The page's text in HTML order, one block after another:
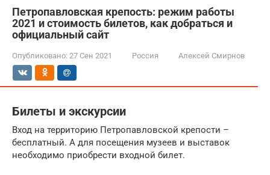
Петропавловская крепость: режим работы
2021 и стоимость билетов, как добраться и
официальный сайт
Опубликовано: 27 Сен 2021 Россия Алексей Смирнов
Билеты и экскурсии
Вход на территорию Петропавловской крепости –
бесплатный. А для посещения музеев и выставок
необходимо приобрести входной билет.